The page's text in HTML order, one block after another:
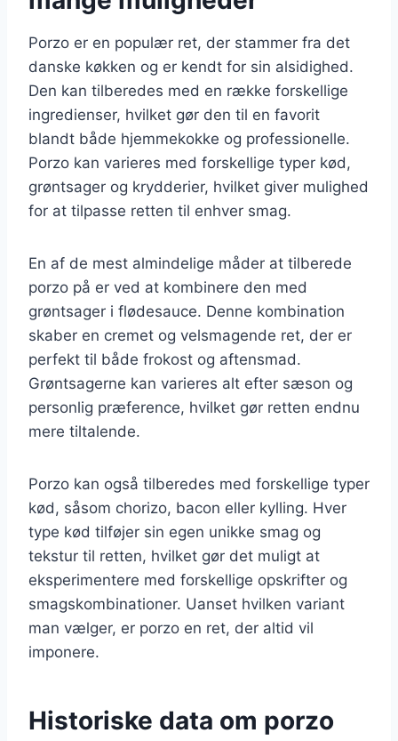
Porzo er en populær ret, der stammer fra det
danske køkken og er kendt for sin alsidighed.
Den kan tilberedes med en række forskellige
ingredienser, hvilket gør den til en favorit
blandt både hjemmekokke og professionelle.
Porzo kan varieres med forskellige typer kød,
grøntsager og krydderier, hvilket giver mulighed
for at tilpasse retten til enhver smag.
En af de mest almindelige måder at tilberede
porzo på er ved at kombinere den med
grøntsager i flødesauce. Denne kombination
skaber en cremet og velsmagende ret, der er
perfekt til både frokost og aftensmad.
Grøntsagerne kan varieres alt efter sæson og
personlig præference, hvilket gør retten endnu
mere tiltalende.
Porzo kan også tilberedes med forskellige typer
kød, såsom chorizo, bacon eller kylling. Hver
type kød tilføjer sin egen unikke smag og
tekstur til retten, hvilket gør det muligt at
eksperimentere med forskellige opskrifter og
smagskombinationer. Uanset hvilken variant
man vælger, er porzo en ret, der altid vil
imponere.
Historiske data om porzo